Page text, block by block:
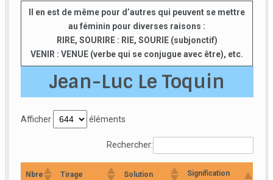
Il en est de même pour d’autres qui peuvent se mettre
au féminin pour diverses raisons :
RIRE, SOURIRE : RIE, SOURIE (subjonctif)
VENIR : VENUE (verbe qui se conjugue avec être), etc.
Jean-Luc Le Toquin
Afficher éléments
Rechercher:
Nbre Tirage Solution
Signification